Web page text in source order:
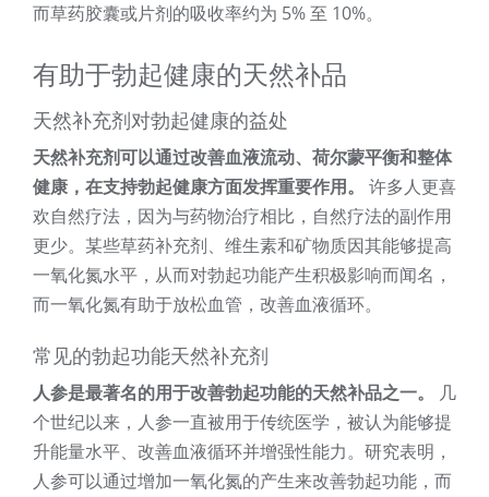
而草药胶囊或片剂的吸收率约为 5% 至 10%。
有助于勃起健康的天然补品
天然补充剂对勃起健康的益处
天然补充剂可以通过改善血液流动、荷尔蒙平衡和整体
健康，在支持勃起健康方面发挥重要作用。
许多人更喜
欢自然疗法，因为与药物治疗相比，自然疗法的副作用
更少。某些草药补充剂、维生素和矿物质因其能够提高
一氧化氮水平，从而对勃起功能产生积极影响而闻名，
而一氧化氮有助于放松血管，改善血液循环。
常见的勃起功能天然补充剂
人参是最著名的用于改善勃起功能的天然补品之一。
几
个世纪以来，人参一直被用于传统医学，被认为能够提
升能量水平、改善血液循环并增强性能力。研究表明，
人参可以通过增加一氧化氮的产生来改善勃起功能，而